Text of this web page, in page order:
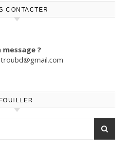
CONTACTER
message ?
FOUILLER